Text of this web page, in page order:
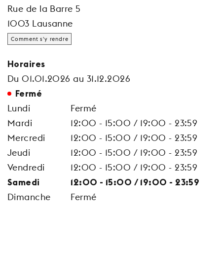
Rue de la Barre 5
1003 Lausanne
Comment s'y rendre
Horaires
Du 01.01.2026 au 31.12.2026
Fermé
Lundi
Fermé
Mardi
12:00 - 15:00 / 19:00 - 23:59
Mercredi
12:00 - 15:00 / 19:00 - 23:59
Jeudi
12:00 - 15:00 / 19:00 - 23:59
Vendredi
12:00 - 15:00 / 19:00 - 23:59
Samedi 12:00 - 15:00 / 19:00 - 23:59
Dimanche Fermé